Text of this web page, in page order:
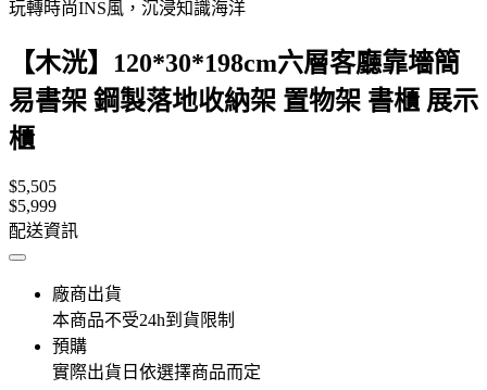
玩轉時尚INS風，沉浸知識海洋
【木洸】120*30*198cm六層客廳靠墻簡
易書架 鋼製落地收納架 置物架 書櫃 展示
櫃
$5,505
$5,999
配送資訊
廠商出貨
本商品不受24h到貨限制
預購
實際出貨日依選擇商品而定